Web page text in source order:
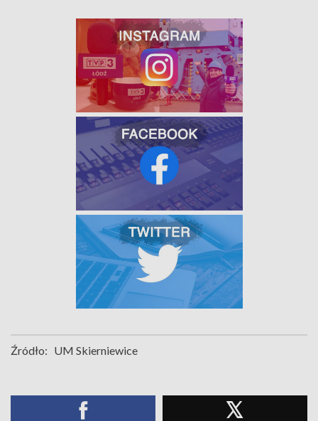
Źródło: UM Skierniewice